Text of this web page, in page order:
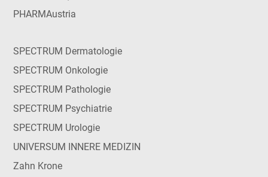
PHARMAustria
SPECTRUM Dermatologie
SPECTRUM Onkologie
SPECTRUM Pathologie
SPECTRUM Psychiatrie
SPECTRUM Urologie
UNIVERSUM INNERE MEDIZIN
Zahn Krone